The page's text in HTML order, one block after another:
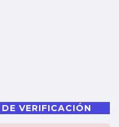
VERIFICACIÓN